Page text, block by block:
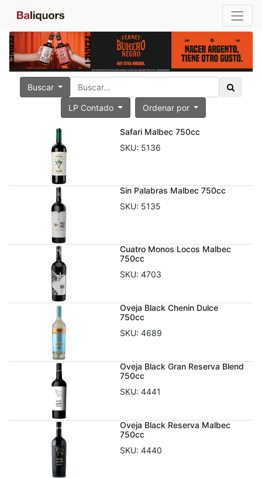
Buscar
LP Contado Ordenar por
Safari Malbec 750cc
SKU: 5136
Sin Palabras Malbec 750cc
SKU: 5135
Cuatro Monos Locos Malbec
750cc
SKU: 4703
Oveja Black Chenin Dulce
750cc
SKU: 4689
Oveja Black Gran Reserva Blend
750cc
SKU: 4441
Oveja Black Reserva Malbec
750cc
SKU: 4440